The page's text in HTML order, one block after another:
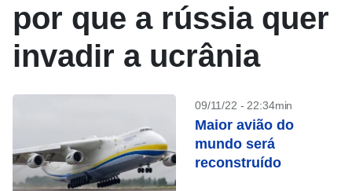
por que a rússia quer
invadir a ucrânia
09/11/22 - 22:34min
Maior avião do
mundo será
reconstruído